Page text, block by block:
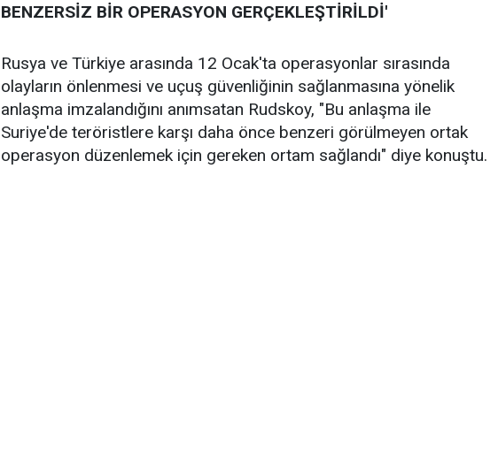
BENZERSİZ BİR OPERASYON GERÇEKLEŞTİRİLDİ'
Rusya ve Türkiye arasında 12 Ocak'ta operasyonlar sırasında
olayların önlenmesi ve uçuş güvenliğinin sağlanmasına yönelik
anlaşma imzalandığını anımsatan Rudskoy, "Bu anlaşma ile
Suriye'de teröristlere karşı daha önce benzeri görülmeyen ortak
operasyon düzenlemek için gereken ortam sağlandı" diye konuştu.